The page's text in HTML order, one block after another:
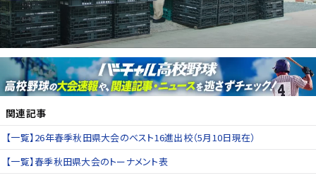
関連記事
【一覧】26年春季秋田県大会のベスト16進出校（5月10日現在）
【一覧】春季秋田県大会のトーナメント表